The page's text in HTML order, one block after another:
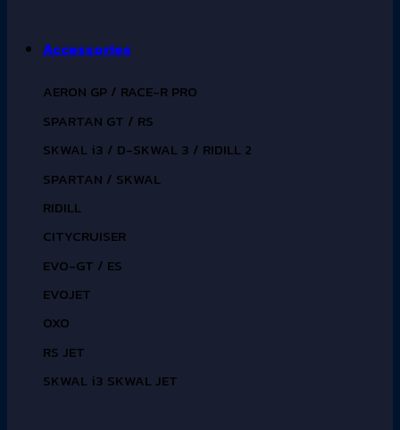
Accessories
AERON GP / RACE-R PRO
SPARTAN GT / RS
SKWAL i3 / D-SKWAL 3 / RIDILL 2
SPARTAN / SKWAL
RIDILL
CITYCRUISER
EVO-GT / ES
EVOJET
OXO
RS JET
SKWAL i3 SKWAL JET